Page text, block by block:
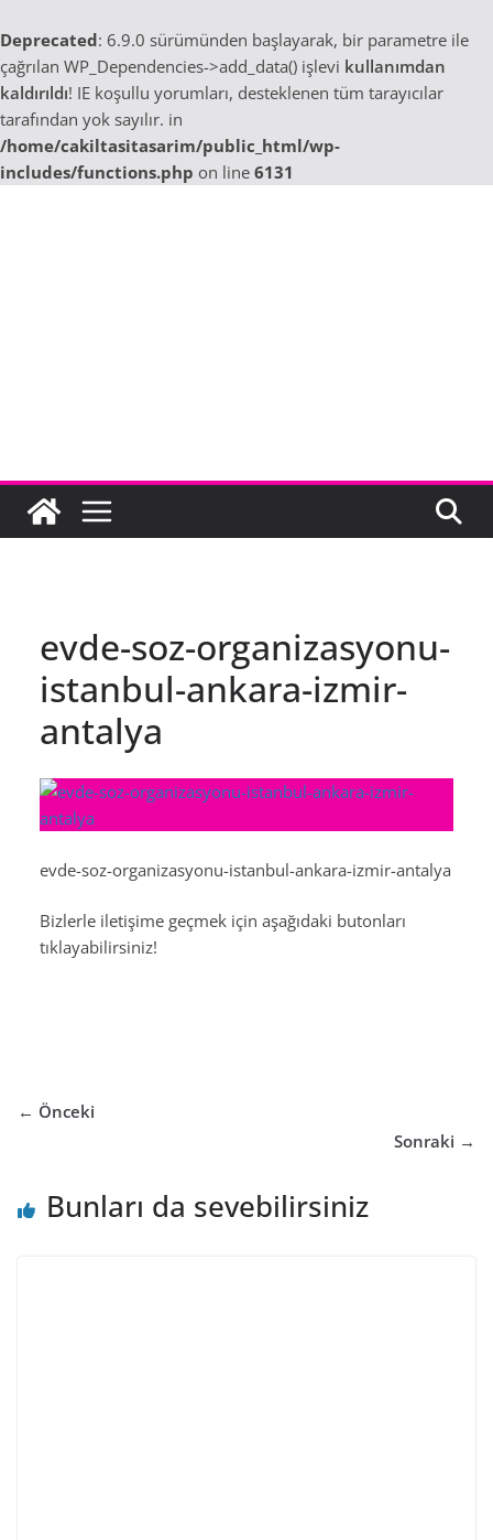
Deprecated: 6.9.0 sürümünden başlayarak, bir parametre ile
çağrılan WP_Dependencies->add_data() işlevi kullanımdan
kaldırıldı! IE koşullu yorumları, desteklenen tüm tarayıcılar
tarafından yok sayılır. in
/home/cakiltasitasarim/public_html/wp-
includes/functions.php on line 6131
evde-soz-organizasyonu-
istanbul-ankara-izmir-
antalya
evde-soz-organizasyonu-istanbul-ankara-izmir-antalya
Bizlerle iletişime geçmek için aşağıdaki butonları
tıklayabilirsiniz!
← Önceki
Sonraki →
Bunları da sevebilirsiniz